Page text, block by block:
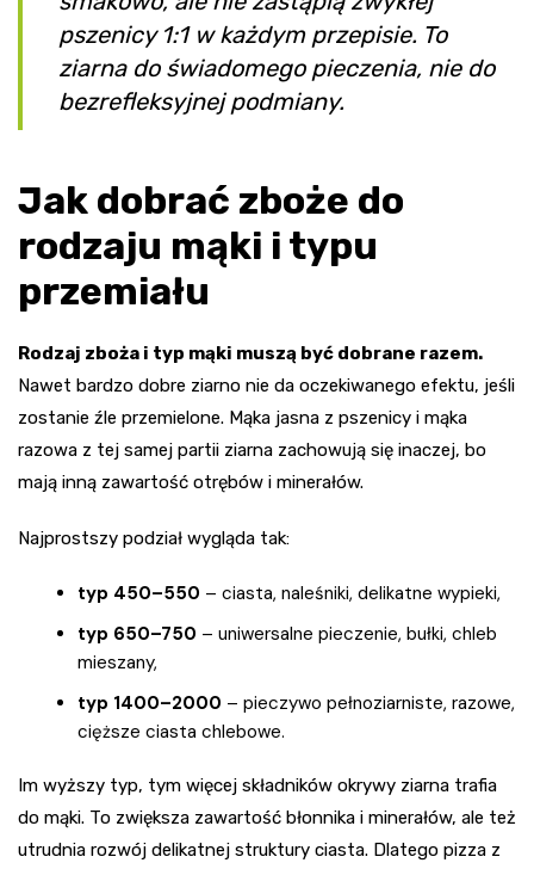
pszenicy 1:1 w każdym przepisie. To
ziarna do świadomego pieczenia, nie do
bezrefleksyjnej podmiany.
Jak dobrać zboże do
rodzaju mąki i typu
przemiału
Rodzaj zboża i typ mąki muszą być dobrane razem.
Nawet bardzo dobre ziarno nie da oczekiwanego efektu, jeśli
zostanie źle przemielone. Mąka jasna z pszenicy i mąka
razowa z tej samej partii ziarna zachowują się inaczej, bo
mają inną zawartość otrębów i minerałów.
Najprostszy podział wygląda tak:
typ 450–550 – ciasta, naleśniki, delikatne wypieki,
typ 650–750 – uniwersalne pieczenie, bułki, chleb
mieszany,
typ 1400–2000 – pieczywo pełnoziarniste, razowe,
cięższe ciasta chlebowe.
Im wyższy typ, tym więcej składników okrywy ziarna trafia
do mąki. To zwiększa zawartość błonnika i minerałów, ale też
utrudnia rozwój delikatnej struktury ciasta. Dlatego pizza z